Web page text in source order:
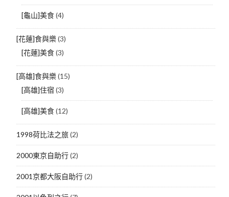
[龜山]美食(4)
[花蓮]食與樂(3)
[花蓮]美食(3)
[高雄]食與樂(15)
[高雄]住宿 (3)
[高雄]美食(12)
1998荷比法之旅(2)
2000東京自助行(2)
2001京都大阪自助行(2)